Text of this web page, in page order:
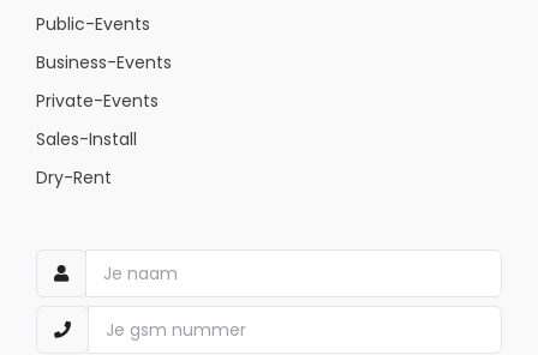
Public-Events
Business-Events
Private-Events
Sales-Install
Dry-Rent